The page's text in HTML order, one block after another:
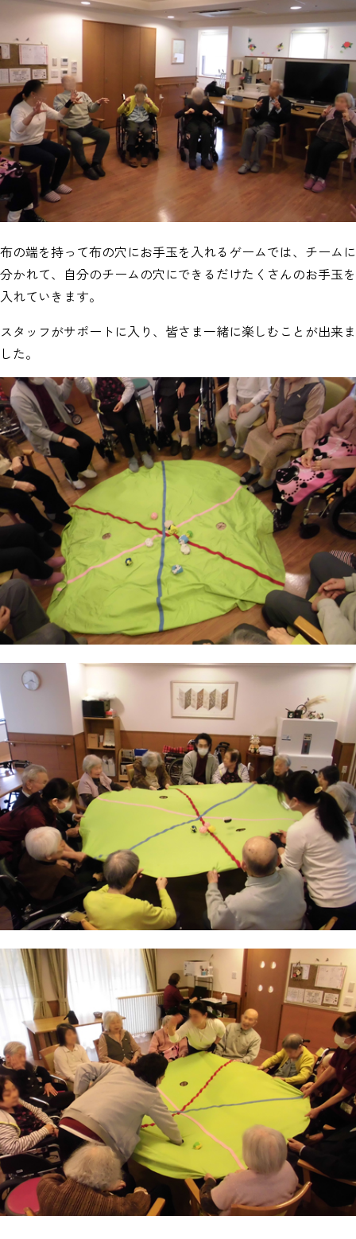
布の端を持って布の穴にお手玉を入れるゲームでは、チームに
分かれて、自分のチームの穴にできるだけたくさんのお手玉を
入れていきます。
スタッフがサポートに入り、皆さま一緒に楽しむことが出来ま
した。